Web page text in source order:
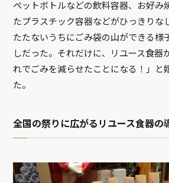
ペットボトルなどの飲料容器、お好み
たプラスチック容器などがひっきりな
たたないうちにごみ袋の山ができる様
しだった。それだけに、リユース食器
れでごみを減らせたことになる！」と
た。
全国の祭りに広がるリユース食器の